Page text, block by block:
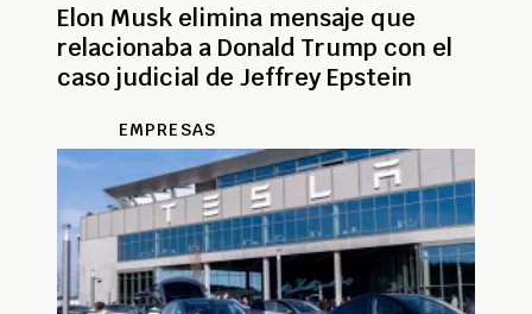
Elon Musk elimina mensaje que
relacionaba a Donald Trump con el
caso judicial de Jeffrey Epstein
EMPRESAS